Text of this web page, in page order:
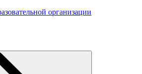
организации